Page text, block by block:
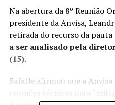
Na abertura da 8º Reunião
presidente da Anvisa,
retirada do recurso da pauta
a ser analisado pela
(15).
Safatle afirmou que a